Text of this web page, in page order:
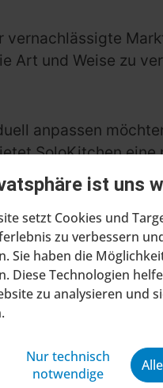
ist uns
setzt Cookies und
zu verbessern
Sie haben die
Diese Technologien
zu analysieren und
Nur technisch
notwendige
Art und Weise zu
anpassen
SoloKitchen
mit SoloKitchen.